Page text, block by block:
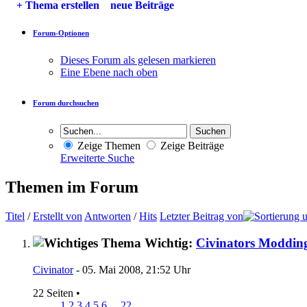
+ Thema erstellen neue Beiträge
Forum-Optionen
Dieses Forum als gelesen markieren
Eine Ebene nach oben
Forum durchsuchen
Zeige Themen
Zeige Beiträge
Erweiterte Suche
Themen im Forum
Titel /Erstellt von Antworten /Hits Letzter Beitrag von
Wichtig: Civinators
Civinator- 05. Mai 2008, 21:52 Uhr
22 Seiten •